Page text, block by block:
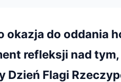
okazja do oddania
refleksji nad tym,
Dzień Flagi